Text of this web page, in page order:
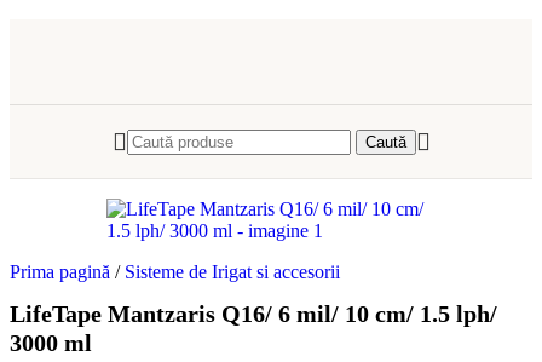
Caută
Prima pagină / Sisteme de Irigat si accesorii
LifeTape Mantzaris Q16/ 6 mil/ 10 cm/ 1.5 lph/
3000 ml